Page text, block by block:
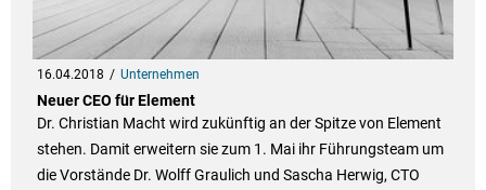
16.04.2018 Unternehmen
Neuer CEO für Element
Dr. Christian Macht wird zukünftig an der Spitze von Element
stehen. Damit erweitern sie zum 1. Mai ihr Führungsteam um
die Vorstände Dr. Wolff Graulich und Sascha Herwig, CTO